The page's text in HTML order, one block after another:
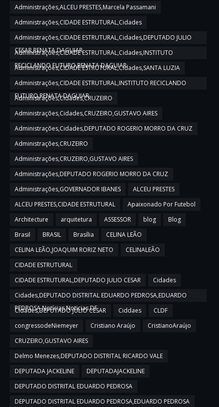
Administrações,ALCEU PRESTES,Marcela Passamani
Administrações,CIDADE ESTRUTURAL,Cidades
Administrações,CIDADE ESTRUTURAL,Cidades,DEPUTADO JULIO
CESAR,RENATA DAGUIAR
Administrações,CIDADE ESTRUTURAL,Cidades,INSTITUTO
RECICLANDO FUTURO,RENATA DAGUIAR
Administrações,CIDADE ESTRUTURAL,Cidades,SANTA LUZIA
Administrações,CIDADE ESTRUTURAL,INSTITUTO RECICLANDO
FUTURO,RENATA DAGUIAR
Administrações,Cidades,CRUZEIRO
Administrações,Cidades,CRUZEIRO,GUSTAVO AIRES
Administrações,Cidades,DEPUTADO ROGERIO MORRO DA CRUZ
Administrações,CRUZEIRO
Administrações,CRUZEIRO,GUSTAVO AIRES
Administrações,DEPUTADO ROGERIO MORRO DA CRUZ
Administrações,GOVERNADOR IBANES
ALCEU PRESTES
ALCEU PRESTES,CIDADE ESTRUTURAL
Apaixonado Por Futebol
Architecture
arquitetura ASSESSOR blog
Blog
Brasil
BRASIL Brasília
CELINA LEÃO
CELINA LEÃO,JOAQUIM RORIZ NETO
CELINALEÃO
CIDADE ESTRUTURAL
CIDADE ESTRUTURAL,DEPUTADO JULIO CESAR
Cidades
Cidades,DEPUTADO DISTRITAL EDUARDO PEDROSA,EDUARDO
PEDROSA,Notícias,Noticias DF
Cidades,DEPUTADO JULIO CESAR Ciddaes
CLDF
congressodeNiemeyer
Cristiano Araújo
CristianoAraújo
CRUZEIRO,GUSTAVO AIRES
Delmo Menezes,DEPUTADO DISTRITAL RICARDO VALE
DEPUTADA JACKELINE
DEPUTADAJACKELINE
DEPUTADO DISTRITAL EDUARDO PEDROSA
DEPUTADO DISTRITAL EDUARDO PEDROSA,EDUARDO PEDROSA